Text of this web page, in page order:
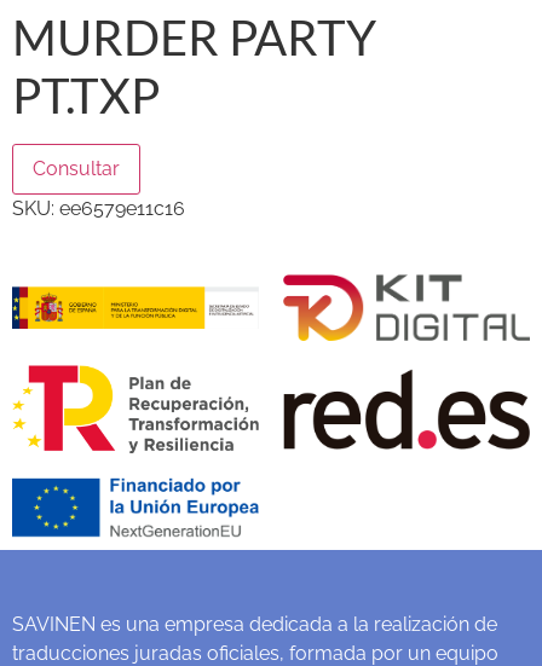
MURDER PARTY
PT.TXP
Consultar
SKU: ee6579e11c16
SAVINEN es una empresa dedicada a la realización de
traducciones juradas oficiales, formada por un equipo